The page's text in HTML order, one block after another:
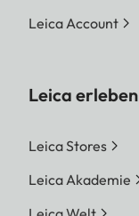
Leica Account
Leica erleben
Leica Stores
Leica Akademie